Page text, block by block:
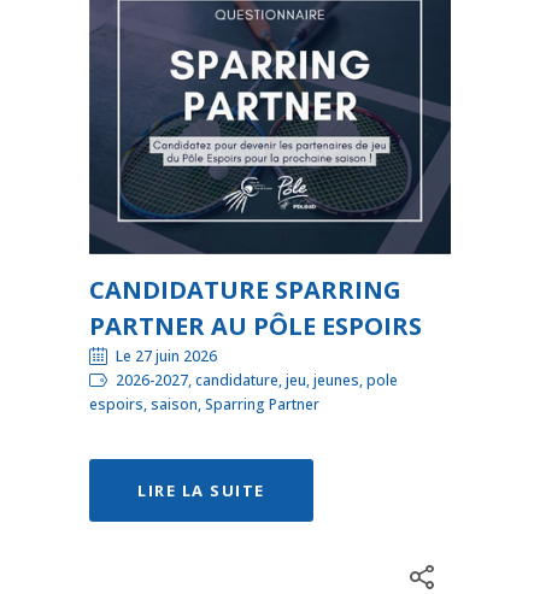
CANDIDATURE SPARRING
PARTNER AU PÔLE ESPOIRS
Le 27 juin 2026
2026-2027, candidature, jeu, jeunes, pole
espoirs, saison, Sparring Partner
LIRE LA SUITE